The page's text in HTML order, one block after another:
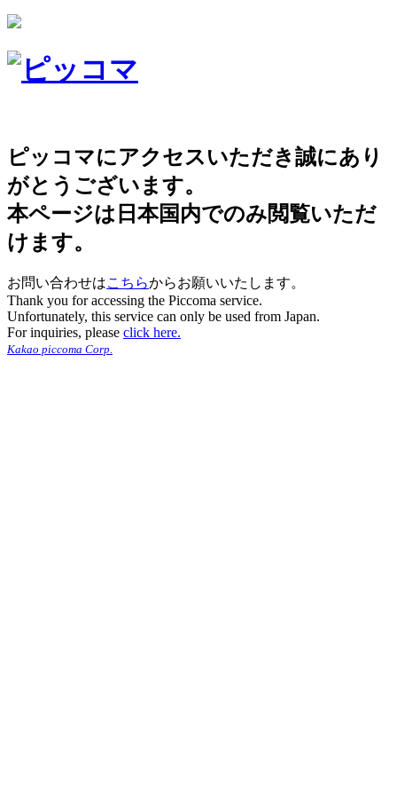
ピッコマにアクセスいただき誠にあり
がとうございます。
本ページは日本国内でのみ閲覧いただ
けます。
お問い合わせはこちらからお願いいたします。
Thank you for accessing the Piccoma service.
Unfortunately, this service can only be used from Japan.
For inquiries, please click here.
Kakao piccoma Corp.